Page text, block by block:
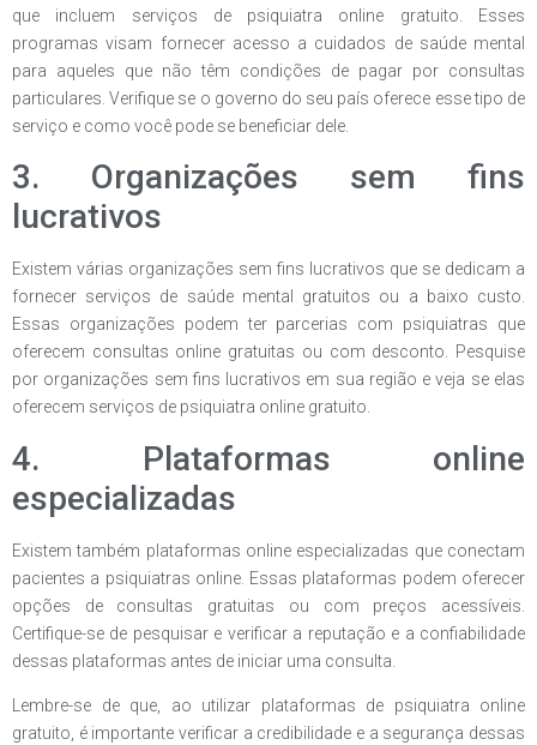
que incluem serviços de psiquiatra online gratuito. Esses
programas visam fornecer acesso a cuidados de saúde mental
para aqueles que não têm condições de pagar por consultas
particulares. Verifique se o governo do seu país oferece esse tipo de
serviço e como você pode se beneficiar dele.
3. Organizações sem fins
lucrativos
Existem várias organizações sem fins lucrativos que se dedicam a
fornecer serviços de saúde mental gratuitos ou a baixo custo.
Essas organizações podem ter parcerias com psiquiatras que
oferecem consultas online gratuitas ou com desconto. Pesquise
por organizações sem fins lucrativos em sua região e veja se elas
oferecem serviços de psiquiatra online gratuito.
4. Plataformas online
especializadas
Existem também plataformas online especializadas que conectam
pacientes a psiquiatras online. Essas plataformas podem oferecer
opções de consultas gratuitas ou com preços acessíveis.
Certifique-se de pesquisar e verificar a reputação e a confiabilidade
dessas plataformas antes de iniciar uma consulta.
Lembre-se de que, ao utilizar plataformas de psiquiatra online
gratuito, é importante verificar a credibilidade e a segurança dessas